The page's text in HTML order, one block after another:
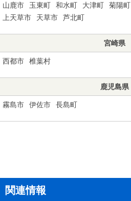
山鹿市 玉東町 和水町 大津町 菊陽町
上天草市
天草市 芦北町
宮崎県
西都市 椎葉村
鹿児島県
霧島市 伊佐市 長島町
関連情報